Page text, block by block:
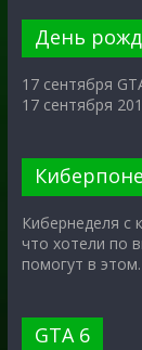
День
17 сентября
17 сентября
Кибернеделя с
что хотели по
помогут в этом.
GTA 6